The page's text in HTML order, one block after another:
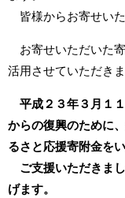
皆様からお寄せいた
お寄せいただいた
活用させていただきま
平成２３年３月１
からの復興のために
るさと応援寄附金を
ご支援いただきま
げます。